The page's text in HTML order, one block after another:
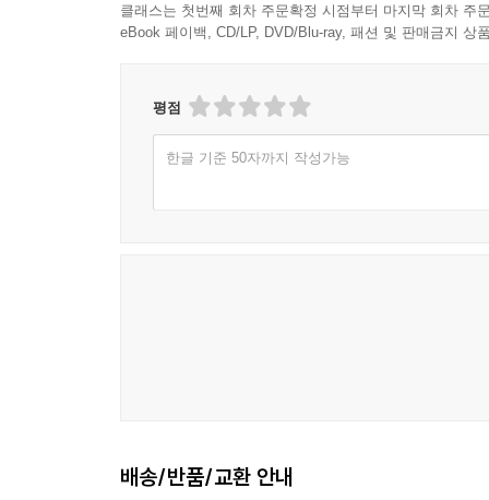
클래스는 첫번째 회차 주문확정 시점부터 마지막 회차 주
eBook 페이백, CD/LP, DVD/Blu-ray, 패션 및 판매금지 상
평점
한글 기준 50자까지 작성가능
배송/반품/교환 안내